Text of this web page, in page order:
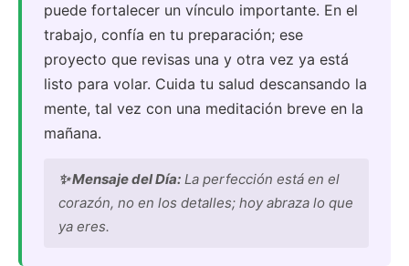
puede fortalecer un vínculo importante. En el
trabajo, confía en tu preparación; ese
proyecto que revisas una y otra vez ya está
listo para volar. Cuida tu salud descansando la
mente, tal vez con una meditación breve en la
mañana.
✨ Mensaje del Día: La perfección está en el
corazón, no en los detalles; hoy abraza lo que
ya eres.